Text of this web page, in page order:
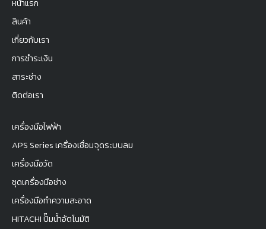
หน้าแรก
สินค้า
เกี่ยวกับเรา
การชำระเงิน
สาระช่าง
ติดต่อเรา
เครื่องมือไฟฟ้า
APS Series เครื่องเชื่อมจุดระบบลม
เครื่องมือวัด
ชุดเครื่องมือช่าง
เครื่องมือทำความสะอาด
HITACHI ปั๊มน้ำอัตโนมัติ